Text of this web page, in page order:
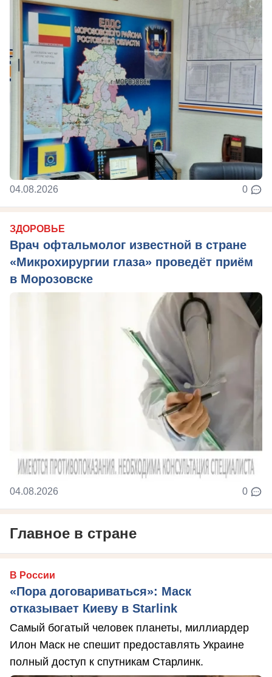
04.08.2026 0
ЗДОРОВЬЕ
Врач офтальмолог известной в стране
«Микрохирургии глаза» проведёт приём
в Морозовске
04.08.2026 0
Главное в стране
В России
«Пора договариваться»: Маск
отказывает Киеву в Starlink
Самый богатый человек планеты, миллиардер
Илон Маск не спешит предоставлять Украине
полный доступ к спутникам Старлинк.